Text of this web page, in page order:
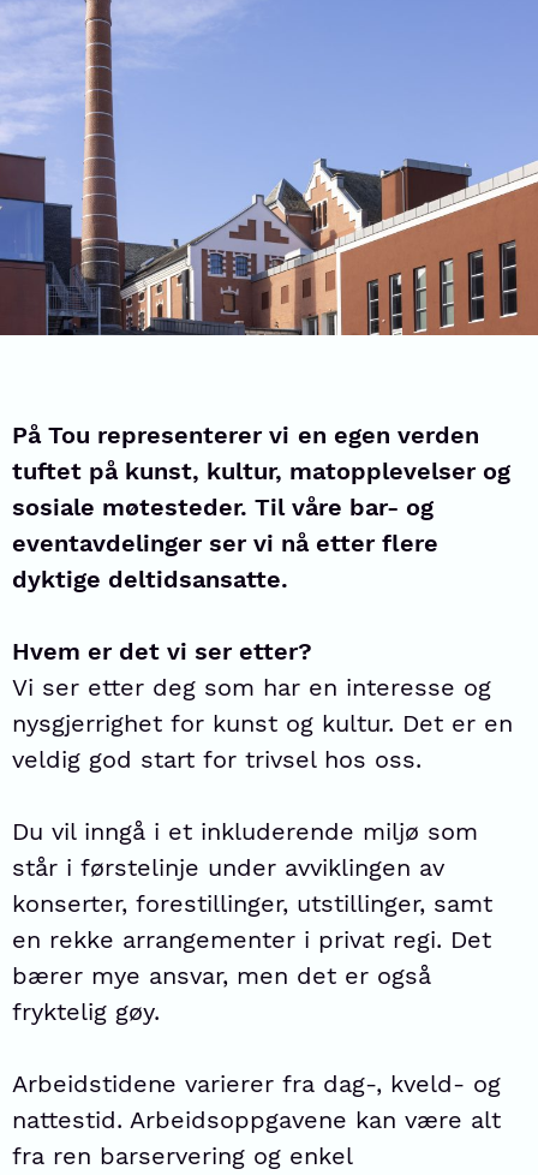
På Tou representerer vi en egen verden
tuftet på kunst, kultur, matopplevelser og
sosiale møtesteder. Til våre bar- og
eventavdelinger ser vi nå etter flere
dyktige deltidsansatte.
Hvem er det vi ser etter?
Vi ser etter deg som har en interesse og
nysgjerrighet for kunst og kultur. Det er en
veldig god start for trivsel hos oss.
Du vil inngå i et inkluderende miljø som
står i førstelinje under avviklingen av
konserter, forestillinger, utstillinger, samt
en rekke arrangementer i privat regi. Det
bærer mye ansvar, men det er også
fryktelig gøy.
Arbeidstidene varierer fra dag-, kveld- og
nattestid. Arbeidsoppgavene kan være alt
fra ren barservering og enkel